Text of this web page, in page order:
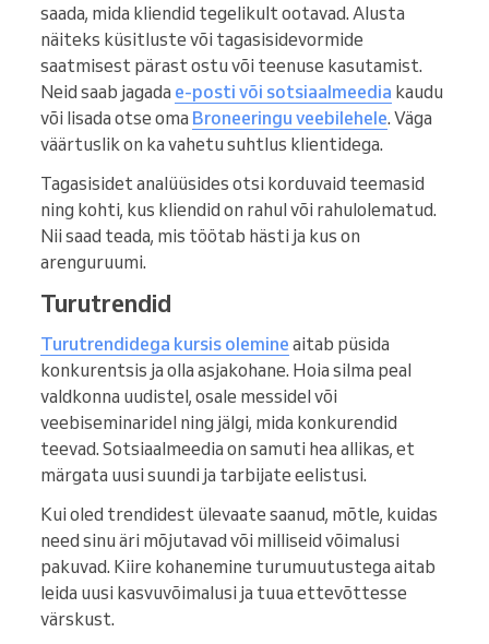
saada, mida kliendid tegelikult ootavad. Alusta
näiteks küsitluste või tagasisidevormide
saatmisest pärast ostu või teenuse kasutamist.
Neid saab jagada e-posti või sotsiaalmeedia kaudu
või lisada otse oma Broneeringu veebilehele. Väga
väärtuslik on ka vahetu suhtlus klientidega.
Tagasisidet analüüsides otsi korduvaid teemasid
ning kohti, kus kliendid on rahul või rahulolematud.
Nii saad teada, mis töötab hästi ja kus on
arenguruumi.
Turutrendid
Turutrendidega kursis olemine aitab püsida
konkurentsis ja olla asjakohane. Hoia silma peal
valdkonna uudistel, osale messidel või
veebiseminaridel ning jälgi, mida konkurendid
teevad. Sotsiaalmeedia on samuti hea allikas, et
märgata uusi suundi ja tarbijate eelistusi.
Kui oled trendidest ülevaate saanud, mõtle, kuidas
need sinu äri mõjutavad või milliseid võimalusi
pakuvad. Kiire kohanemine turumuutustega aitab
leida uusi kasvuvõimalusi ja tuua ettevõttesse
värskust.